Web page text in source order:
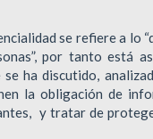
se refiere a lo
por tanto está
ha discutido,
la obligación de
y tratar de